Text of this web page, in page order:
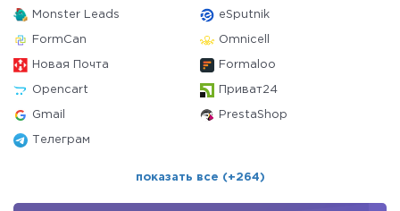
Monster Leads eSputnik
FormCan Omnicell
Новая Почта Formaloo
Opencart Приват24
Gmail PrestaShop
Телеграм
показать все (+264)